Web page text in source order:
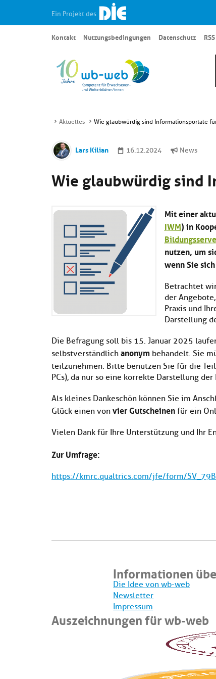
Ein Projekt des
Kontakt Nutzungsbedingungen Datenschutz RSS
Aktuelles Wie glaubwürdig sind Informationsportale
Lars Kilian 16.12.2024 News
Wie glaubwürdig sind
Mit einer
IWM) in
nutzen, um
wenn Sie
Betrachtet
der
Praxis und
Darstellung
Die Befragung soll bis 15. Januar 2025
selbstverständlich anonym behandelt. Sie
teilzunehmen. Bitte benutzen Sie für die
PCs), da nur so eine korrekte Darstellung
Als kleines Dankeschön können Sie im
Glück einen von vier Gutscheinen für ein
Vielen Dank für Ihre Unterstützung und Ihr
Zur Umfrage:
https://kmrc.qualtrics.com/jfe/form/
Informationen
Die Idee von wb-web
Newsletter
Impressum
Auszeichnungen für wb-web